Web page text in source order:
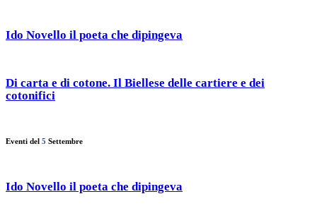
Ido Novello il poeta che dipingeva
Di carta e di cotone. Il Biellese delle cartiere e dei
cotonifici
Eventi del 5 Settembre
Ido Novello il poeta che dipingeva